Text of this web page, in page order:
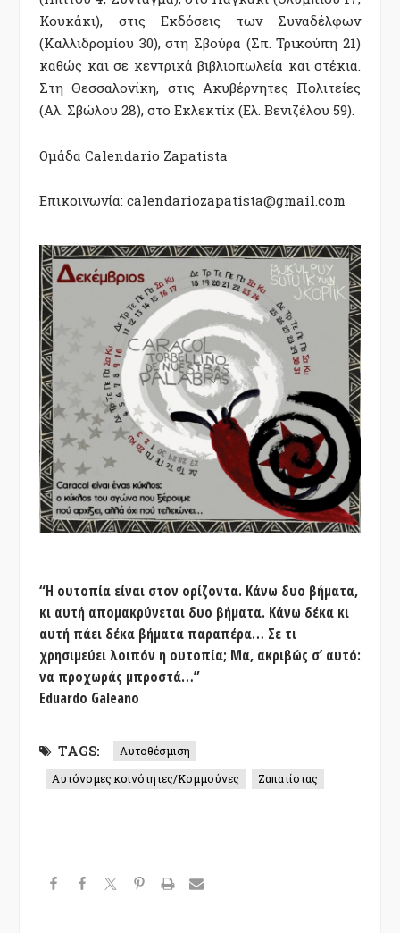
Κουκάκι), στις Εκδόσεις των Συναδέλφων
(Καλλιδρομίου 30), στη Σβούρα (Σπ. Τρικούπη 21)
καθώς και σε κεντρικά βιβλιοπωλεία και στέκια.
Στη Θεσσαλονίκη, στις Ακυβέρνητες Πολιτείες
(Αλ. Σβώλου 28), στο Εκλεκτίκ (Ελ. Βενιζέλου 59).
Ομάδα Calendario Zapatista
Επικοινωνία: calendariozapatista@gmail.com
“Η ουτοπία είναι στον ορίζοντα. Κάνω δυο βήματα,
κι αυτή απομακρύνεται δυο βήματα. Κάνω δέκα κι
αυτή πάει δέκα βήματα παραπέρα… Σε τι
χρησιμεύει λοιπόν η ουτοπία; Μα, ακριβώς σ’ αυτό:
να προχωράς μπροστά…”
Eduardo Galeano
TAGS:
Αυτοθέσμιση
Αυτόνομες κοινότητες/Κομμούνες
Ζαπατίστας